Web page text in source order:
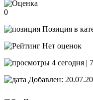
0
Позиция в
Нет оценок
4 сегодня |
Добавлен: